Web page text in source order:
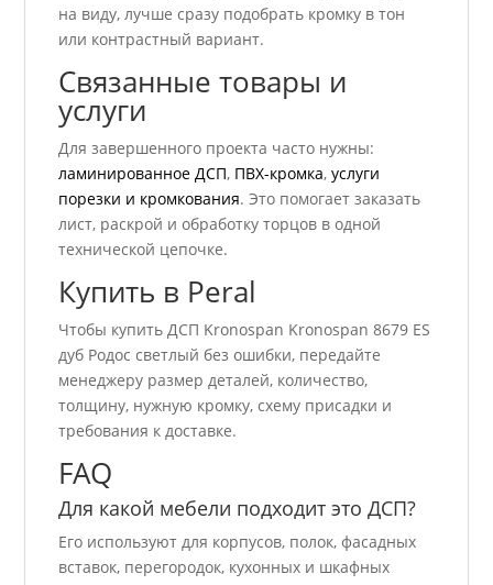
на виду, лучше сразу подобрать кромку в тон
или контрастный вариант.
Связанные товары и
услуги
Для завершенного проекта часто нужны:
ламинированное ДСП, ПВХ-кромка,услуги
порезки и кромкования. Это помогает заказать
лист, раскрой и обработку торцов в одной
технической цепочке.
Купить в Peral
Чтобы купить ДСП Kronospan Kronospan 8679 ES
дуб Родос светлый без ошибки, передайте
менеджеру размер деталей, количество,
толщину, нужную кромку, схему присадки и
требования к доставке.
FAQ
Для какой мебели подходит это ДСП?
Его используют для корпусов, полок, фасадных
вставок, перегородок, кухонных и шкафных